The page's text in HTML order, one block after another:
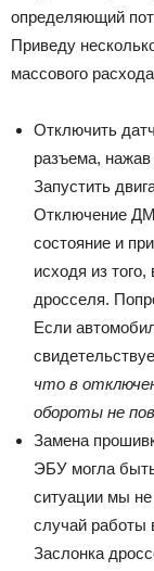
определяющий
Приведу
массового
Отключить
разъема,
Запустить
Отключение
состояние и
исходя из
дросселя.
Если
что в
обороты не
Замена
ЭБУ могла
ситуации мы не
случай работы
Заслонка